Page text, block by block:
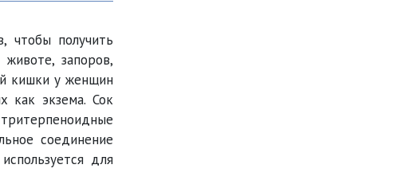
чтобы получить
запоров,
кишки у женщин
как экзема. Сок
соединение
для